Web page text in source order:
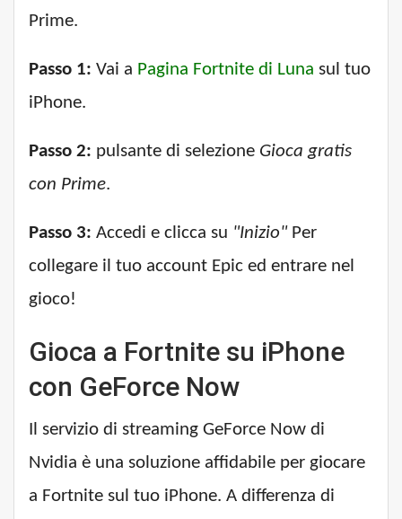
Prime.
Passo 1: Vai a Pagina Fortnite di Luna sul tuo
iPhone.
Passo 2: pulsante di selezione Gioca gratis
con Prime.
Passo 3: Accedi e clicca su "Inizio" Per
collegare il tuo account Epic ed entrare nel
gioco!
Gioca a Fortnite su iPhone
con GeForce Now
Il servizio di streaming GeForce Now di
Nvidia è una soluzione affidabile per giocare
a Fortnite sul tuo iPhone. A differenza di